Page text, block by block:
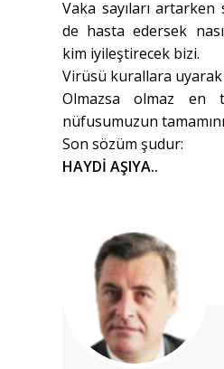
Vaka sayıları artarken
de hasta edersek
kim iyileştirecek bizi.
Virüsü kurallara uyarak
Olmazsa olmaz en
nüfusumuzun
Son sözüm şudur:
HAYDİ AŞIYA..